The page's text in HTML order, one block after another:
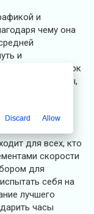
и
чему она
и
где каждый игрок
личные рекорды,
для всех, кто
скорости
для
себя на
лучшего
часы
Discard Allow